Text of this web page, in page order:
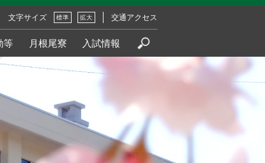
文字サイズ 標準 拡大 交通アクセス
等 月根尾寮 入試情報